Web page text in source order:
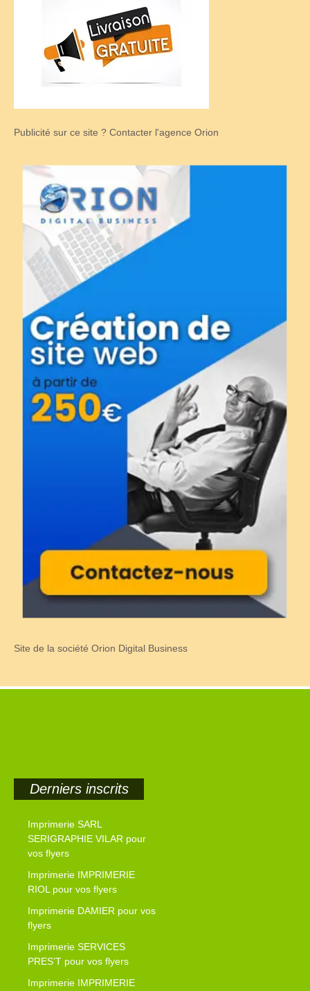
Publicité sur ce site ? Contacter l'agence Orion
Site de la société Orion Digital Business
Derniers inscrits
Imprimerie SARL
SERIGRAPHIE VILAR pour
vos flyers
Imprimerie IMPRIMERIE
RIOL pour vos flyers
Imprimerie DAMIER pour vos
flyers
Imprimerie SERVICES
PRES’T pour vos flyers
Imprimerie IMPRIMERIE